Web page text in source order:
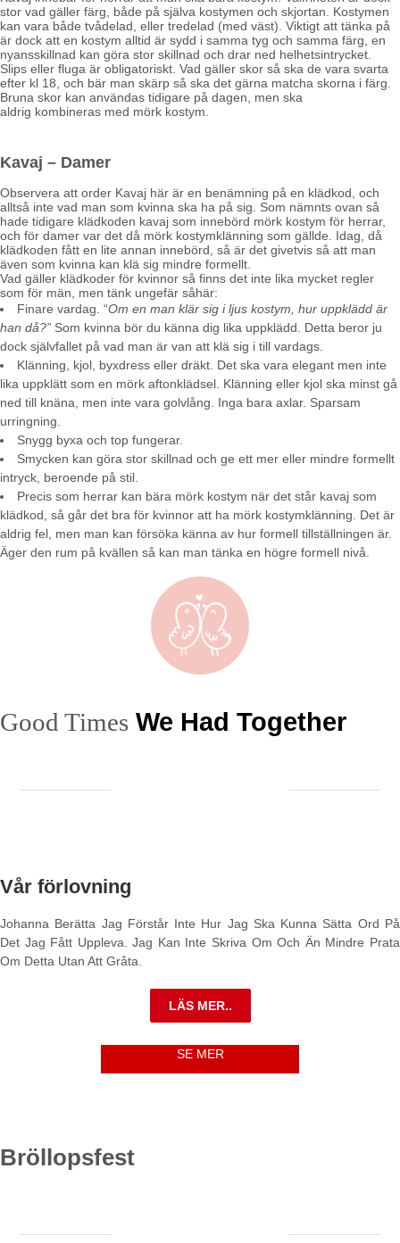
stor vad gäller färg, både på själva kostymen och skjortan. Kostymen
kan vara både tvådelad, eller tredelad (med väst). Viktigt att tänka på
är dock att en kostym alltid är sydd i samma tyg och samma färg, en
nyansskillnad kan göra stor skillnad och drar ned helhetsintrycket.
Slips eller fluga är obligatoriskt. Vad gäller skor så ska de vara svarta
efter kl 18, och bär man skärp så ska det gärna matcha skorna i färg.
Bruna skor kan användas tidigare på dagen, men ska
aldrig kombineras med mörk kostym.
Kavaj – Damer
Observera att order Kavaj här är en benämning på en klädkod, och
alltså inte vad man som kvinna ska ha på sig. Som nämnts ovan så
hade tidigare klädkoden kavaj som innebörd mörk kostym för herrar,
och för damer var det då mörk kostymklänning som gällde. Idag, då
klädkoden fått en lite annan innebörd, så är det givetvis så att man
även som kvinna kan klä sig mindre formellt.
Vad gäller klädkoder för kvinnor så finns det inte lika mycket regler
som för män, men tänk ungefär såhär:
Finare vardag. “Om en man klär sig i ljus kostym, hur uppklädd är
han då?” Som kvinna bör du känna dig lika uppklädd. Detta beror ju
dock självfallet på vad man är van att klä sig i till vardags.
Klänning, kjol, byxdress eller dräkt. Det ska vara elegant men inte
lika uppklätt som en mörk aftonklädsel. Klänning eller kjol ska minst gå
ned till knäna, men inte vara golvlång. Inga bara axlar. Sparsam
urringning.
Snygg byxa och top fungerar.
Smycken kan göra stor skillnad och ge ett mer eller mindre formellt
intryck, beroende på stil.
Precis som herrar kan bära mörk kostym när det står kavaj som
klädkod, så går det bra för kvinnor att ha mörk kostymklänning. Det är
aldrig fel, men man kan försöka känna av hur formell tillställningen är.
Äger den rum på kvällen så kan man tänka en högre formell nivå.
Good Times We Had Together
Vår förlovning
Johanna Berätta Jag Förstår Inte Hur Jag Ska Kunna Sätta Ord På
Det Jag Fått Uppleva. Jag Kan Inte Skriva Om Och Än Mindre Prata
Om Detta Utan Att Gråta.
LÄS MER..
SE MER
Bröllopsfest